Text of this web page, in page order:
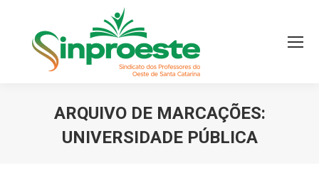
ARQUIVO DE MARCAÇÕES:
UNIVERSIDADE PÚBLICA